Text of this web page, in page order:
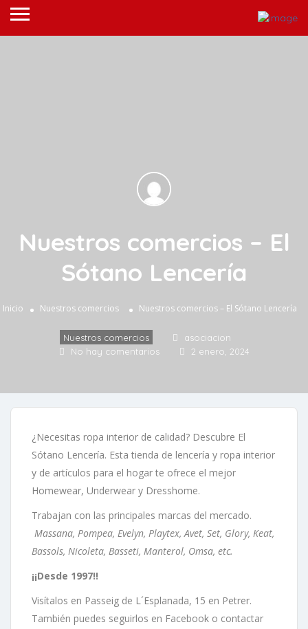
Nuestros comercios – El
Sótano Lencería
Inicio Nuestros comercios Nuestros comercios – El Sótano Lencería
Nuestros comercios asociacion
No hay comentarios 2 enero, 2024
¿Necesitas ropa interior de calidad? Descubre El
Sótano Lencería. Esta tienda de lencería y ropa interior
y de artículos para el hogar te ofrece el mejor
Homewear, Underwear y Dresshome.
Trabajan con las principales marcas del mercado.
Massana, Pompea, Evelyn, Playtex, Avet, Set, Glory, Keat,
Bassols, Nicoleta, Basseti, Manterol, Omsa, etc.
¡¡Desde 1997!!
Visítalos en Passeig de L´Esplanada, 15 en Petrer.
También puedes seguirlos en Facebook o contactar